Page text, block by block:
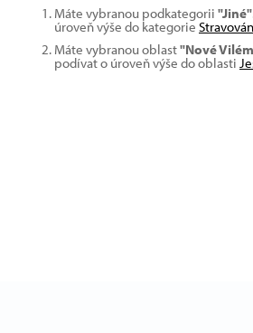
Máte vybranou podkategorii "Jiné"
úroveň výše do kategorie
Máte vybranou oblast"Nové
podívat o úroveň výše do oblasti